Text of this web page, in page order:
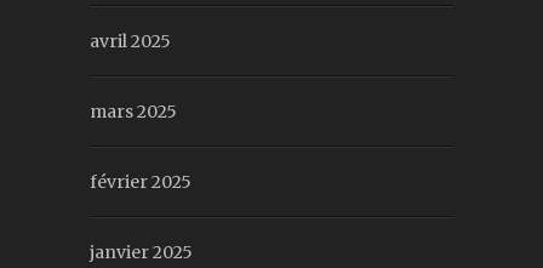
avril 2025
mars 2025
février 2025
janvier 2025